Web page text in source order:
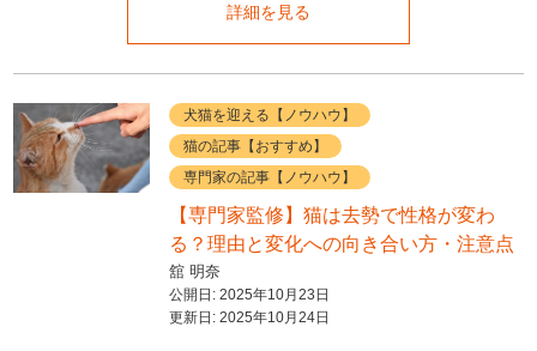
詳細を見る
犬猫を迎える【ノウハウ】
猫の記事【おすすめ】
専門家の記事【ノウハウ】
【専門家監修】猫は去勢で性格が変わ
る？理由と変化への向き合い方・注意点
舘 明奈
公開日: 2025年10月23日
更新日: 2025年10月24日